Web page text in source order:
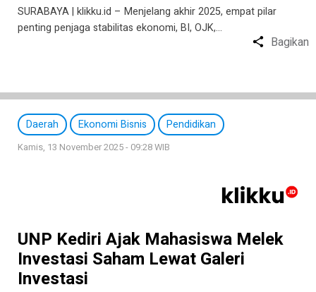
SURABAYA | klikku.id – Menjelang akhir 2025, empat pilar
penting penjaga stabilitas ekonomi, BI, OJK,…
Bagikan
Daerah Ekonomi Bisnis Pendidikan
Kamis, 13 November 2025 - 09:28 WIB
UNP Kediri Ajak Mahasiswa Melek
Investasi Saham Lewat Galeri
Investasi